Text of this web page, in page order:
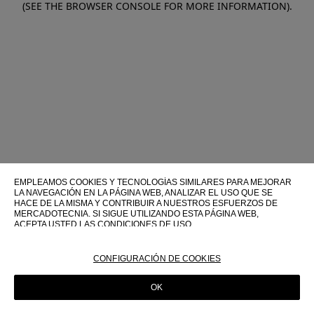
(SEE THE BROWSER CONSOLE FOR MORE INFORMATION).
EMPLEAMOS COOKIES Y TECNOLOGÍAS SIMILARES PARA MEJORAR
LA NAVEGACIÓN EN LA PÁGINA WEB, ANALIZAR EL USO QUE SE
HACE DE LA MISMA Y CONTRIBUIR A NUESTROS ESFUERZOS DE
MERCADOTECNIA. SI SIGUE UTILIZANDO ESTA PÁGINA WEB,
ACEPTA USTED LAS CONDICIONES DE USO.
SOBRE SU USO EN ESTA PÁGINA WEB, CONSULTE NUESTRA
CONFIGURACIÓN DE COOKIES
OK